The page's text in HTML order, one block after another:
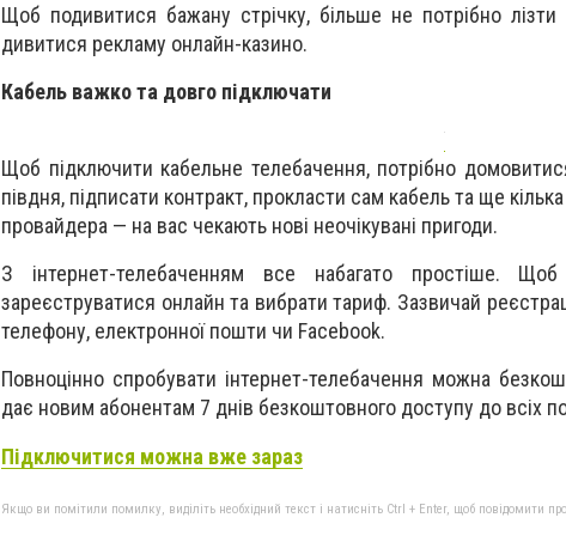
Щоб подивитися бажану стрічку, більше не потрібно лізти
дивитися рекламу онлайн-казино.
Кабель важко та довго підключати
Щоб підключити кабельне телебачення, потрібно
півдня, підписати контракт, прокласти сам кабель та ще
провайдера — на вас чекають нові неочікувані пригоди.
З інтернет-телебаченням все набагато простіше.
зареєструватися онлайн та вибрати тариф. Зазвичай
телефону, електронної пошти чи Facebook.
Повноцінно спробувати інтернет-телебачення можна
дає новим абонентам 7 днів безкоштовного доступу до всіх
Підключитися можна вже зараз
Якщо ви помітили помилку, виділіть необхідний текст і натисніть Ctrl + Enter, щоб повідомити